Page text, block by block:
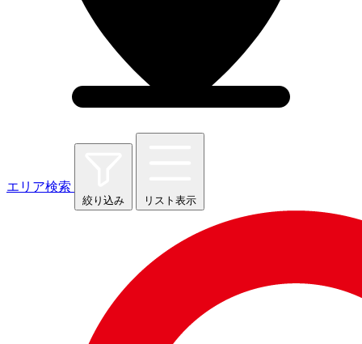
エリア検索
絞り込み リスト表示